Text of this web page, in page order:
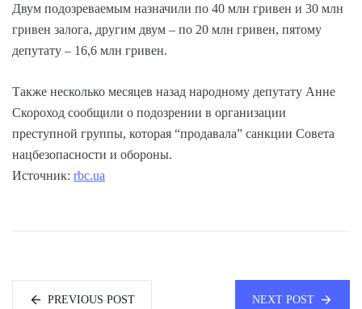
Двум подозреваемым назначили по 40 млн гривен и 30 млн
гривен залога, другим двум – по 20 млн гривен, пятому
депутату – 16,6 млн гривен.
Также несколько месяцев назад народному депутату Анне
Скороход сообщили о подозрении в организации
преступной группы, которая “продавала” санкции Совета
нацбезопасности и обороны.
Источник: rbc.ua
PREVIOUS POST NEXT POST